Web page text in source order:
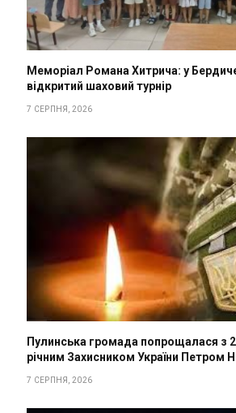
Меморіал Романа Хитрича: у
відкритий шаховий турнір
7 СЕРПНЯ, 2026
Пулинська громада попрощалася з
річним Захисником України Петром
7 СЕРПНЯ, 2026